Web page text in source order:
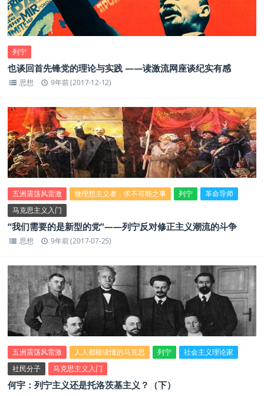
列宁
也谈回首先锋党的理论与实践 ——读激流网座谈纪实有感
思想 9年前 (2017-12-12)
五洲震荡风雷激 做理想主义者，求不可能之事 列宁
革命导师
马克思主义入门
“我们需要的是新型的党”——列宁反对修正主义潮流的斗争
思想 9年前 (2017-07-25)
五洲震荡风雷激 人人都能读懂的马克思 列宁
社会主义理论家
社民分子
马克思主义入门
何宇：列宁主义还是托洛茨基主义？（下）